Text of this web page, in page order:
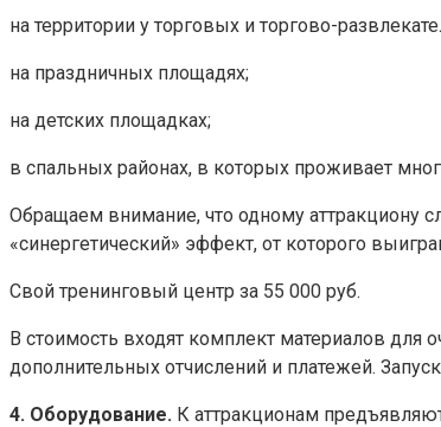
на территории у торговых и торгово-
на праздничных площадях;
на детских площадках;
в спальных районах, в которых проживает
Обращаем внимание, что одному аттракциону
«синергетический» эффект, от которого
Свой тренинговый центр за 55 000 руб.
В стоимость входят комплект материалов для
дополнительных отчислений и платежей.
4. Оборудование. К аттракционам